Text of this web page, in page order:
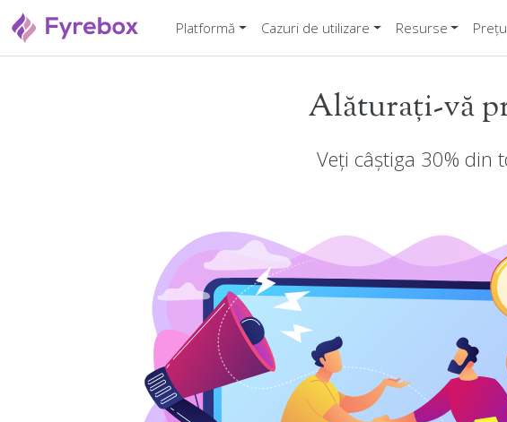
Platformă Cazuri de utilizare Resurse
Alăturați-vă
Veți câștiga 30% din